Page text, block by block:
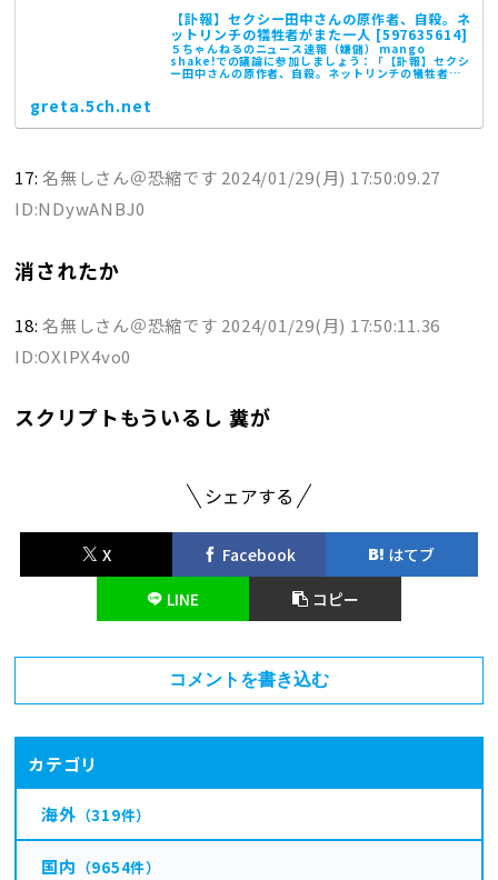
【訃報】セクシー田中さんの原作者、自殺。ネ
ットリンチの犠牲者がまた一人 [597635614]
５ちゃんねるのニュース速報（嫌儲） mango
shake!での議論に参加しましょう：「【訃報】セクシ
ー田中さんの原作者、自殺。ネットリンチの犠牲者が
greta.5ch.net
17: 名無しさん＠恐縮です 2024/01/29(月) 17:50:09.27
ID:NDywANBJ0
消されたか
18: 名無しさん＠恐縮です 2024/01/29(月) 17:50:11.36
ID:OXlPX4vo0
スクリプトもういるし 糞が
シェアする
X Facebook
はてブ
LINE
コピー
コメントを書き込む
カテゴリ
海外 （319件）
国内 （9654件）